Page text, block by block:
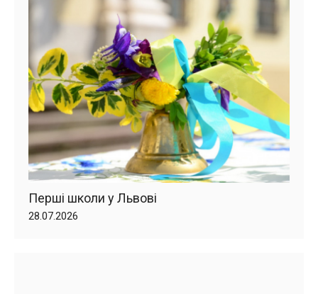
Перші школи у Львові
28.07.2026